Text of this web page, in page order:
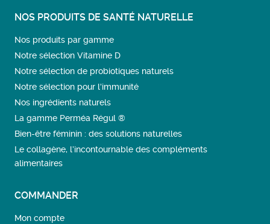
NOS PRODUITS DE SANTÉ NATURELLE
Nos produits par gamme
Notre sélection Vitamine D
Notre sélection de probiotiques naturels
Notre sélection pour l'immunité
Nos ingrédients naturels
La gamme Perméa Régul ®
Bien-être féminin : des solutions naturelles
Le collagène, l’incontournable des compléments
alimentaires
COMMANDER
Mon compte